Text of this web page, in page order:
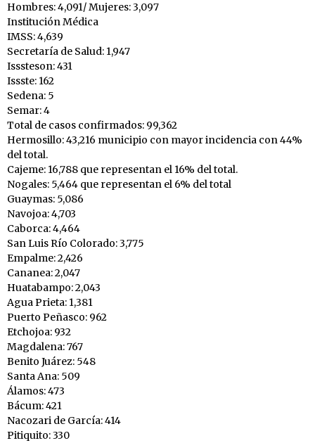
Hombres: 4,091/ Mujeres: 3,097
Institución Médica
IMSS: 4,639
Secretaría de Salud: 1,947
Isssteson: 431
Issste: 162
Sedena: 5
Semar: 4
Total de casos confirmados: 99,362
Hermosillo: 43,216 municipio con mayor incidencia con 44%
del total.
Cajeme: 16,788 que representan el 16% del total.
Nogales: 5,464 que representan el 6% del total
Guaymas: 5,086
Navojoa: 4,703
Caborca: 4,464
San Luis Río Colorado: 3,775
Empalme: 2,426
Cananea: 2,047
Huatabampo: 2,043
Agua Prieta: 1,381
Puerto Peñasco: 962
Etchojoa: 932
Magdalena: 767
Benito Juárez: 548
Santa Ana: 509
Álamos: 473
Bácum: 421
Nacozari de García: 414
Pitiquito: 330